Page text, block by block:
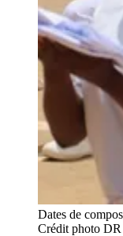
Dates de
Crédit photo DR